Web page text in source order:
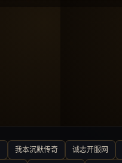
我本沉默传奇 诚志开服网